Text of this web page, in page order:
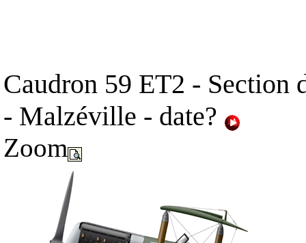
Caudron 59 ET2 - Section
- Malzéville - date?
Zoom